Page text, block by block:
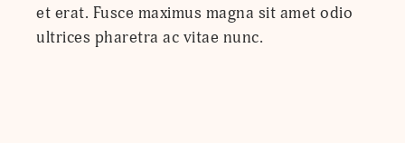
et erat. Fusce maximus magna sit amet odio
ultrices pharetra ac vitae nunc.